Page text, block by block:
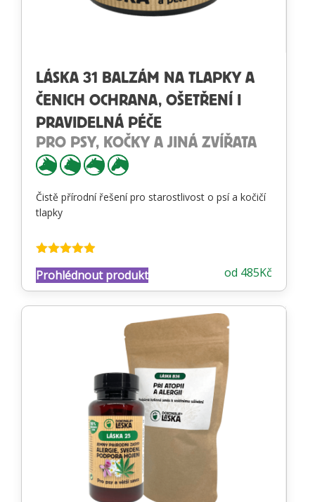
LÁSKA 31 BALZÁM NA TLAPKY A
ČENICH OCHRANA, OŠETŘENÍ I
PRAVIDELNÁ PÉČE
PRO PSY, KOČKY A JINÁ ZVÍŘATA
Čistě přírodní řešení pro starostlivost o psí a kočičí
tlapky
4.87z 5 od 485Kč
Prohlédnout produkt